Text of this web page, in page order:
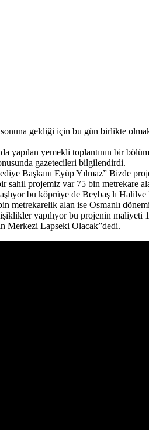
geldiği için bu gün birlikte
yapılan yemekli toplantının bir
gazetecileri bilgilendirdi.
Başkanı Eyüp Yılmaz” Bizde
sahil projemiz var 75 bin metrekare
bu köprüye de Beybaş lı
metrekarelik alan ise Osmanlı
yapılıyor bu projenin maliyeti
Merkezi Lapseki Olacak”dedi.